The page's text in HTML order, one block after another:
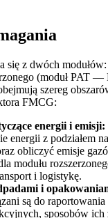
się z dwóch
(moduł PAT —
szereg
FMCG:
energii i emisji:
energii z podziałem
obliczyć emisje
modułu
i logistykę.
i
są do
sposobów ich